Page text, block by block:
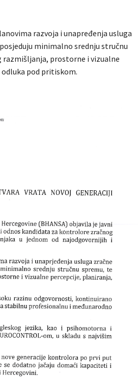
razvoja i unapređenja usluga
minimalno srednju stručnu
prostorne i vizualne
pod pritiskom.